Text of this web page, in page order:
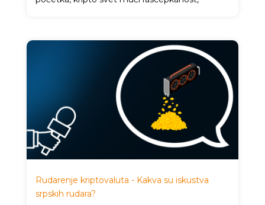
Rudarenje kriptovaluta - Kakva su iskustva
srpskih rudara?